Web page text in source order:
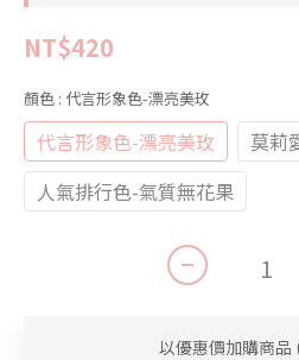
NT$420
顏色 : 代言形象色-漂亮美玫
代言形象色-漂亮美玫
莫莉
人氣排行色-氣質無花果
以優惠價加購商品